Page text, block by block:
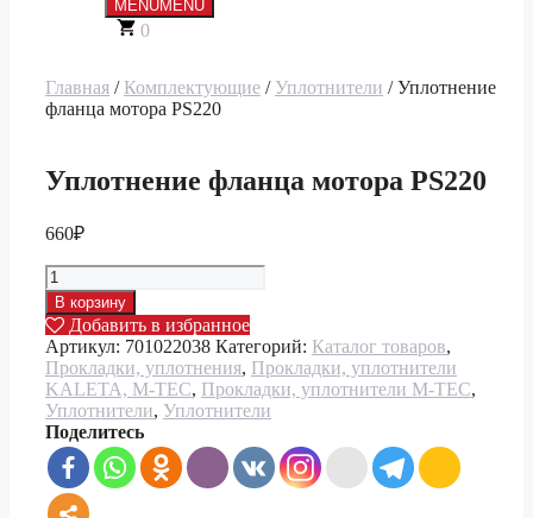
MENUMENU
0
Главная / Комплектующие / Уплотнители / Уплотнение
фланца мотора PS220
Уплотнение фланца мотора PS220
660₽
Количество
товара
Уплотнение
фланца
мотора
PS220
В корзину
Добавить в избранное
Артикул: 701022038 Категорий: Каталог товаров,
Прокладки, уплотнения, Прокладки, уплотнители
KALETA, M-TEC, Прокладки, уплотнители M-TEC,
Уплотнители, Уплотнители
Поделитесь